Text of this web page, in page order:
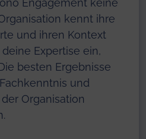
Engagement keine
kennt ihre
und ihren Kontext
Expertise ein,
besten Ergebnisse
und
Organisation